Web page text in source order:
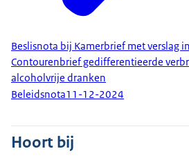
Beslisnota bij Kamerbrief met verslag
Contourenbrief gedifferentieerde
alcoholvrije dranken
Beleidsnota11-12-2024
Hoort bij